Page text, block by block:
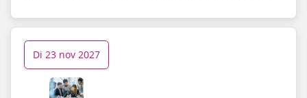
Di 23 nov 2027